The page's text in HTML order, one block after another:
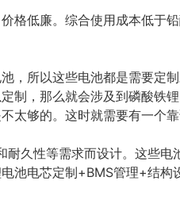
格低廉。综合使用成本低于铅
，所以这些电池都是需要定
制，那么就会涉及到磷酸铁
太够的。这时就需要有一个
耐久性等需求而设计。这些
池电芯定制+BMS管理+结构